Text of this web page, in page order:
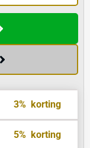
3% korting
5% korting